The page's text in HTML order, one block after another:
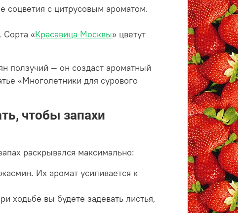
соцветия с цитрусовым ароматом.
Сорта «Красавица Москвы» цветут
ползучий — он создаст ароматный
«Многолетники для сурового
чтобы запахи
раскрывался максимально:
Их аромат усиливается к
ходьбе вы будете задевать листья,